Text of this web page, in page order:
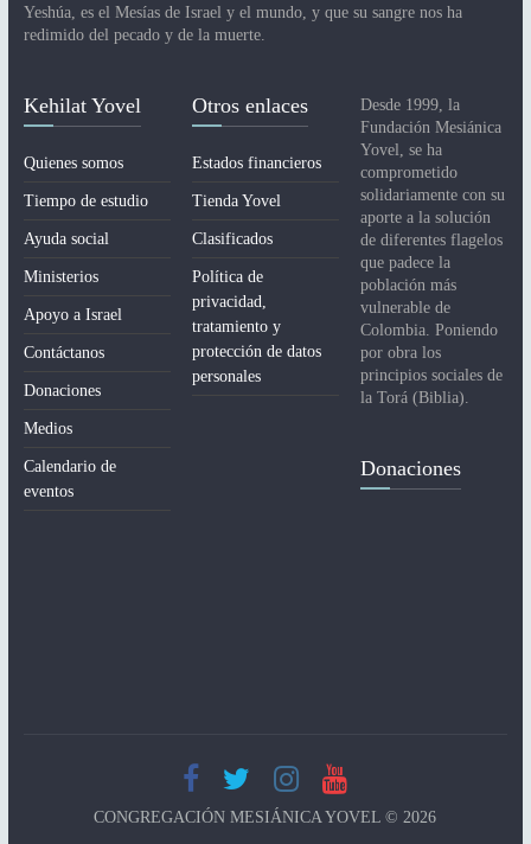
Yeshúa, es el Mesías de Israel y el mundo, y que su sangre nos ha
redimido del pecado y de la muerte.
Kehilat Yovel
Quienes somos
Tiempo de estudio
Ayuda social
Ministerios
Apoyo a Israel
Contáctanos
Donaciones
Medios
Calendario de
eventos
Otros enlaces
Estados financieros
Tienda Yovel
Clasificados
Política de
privacidad,
tratamiento y
protección de datos
personales
Desde 1999, la
Fundación Mesiánica
Yovel, se ha
comprometido
solidariamente con su
aporte a la solución
de diferentes flagelos
que padece la
población más
vulnerable de
Colombia. Poniendo
por obra los
principios sociales de
la Torá (Biblia).
Donaciones
CONGREGACIÓN MESIÁNICA YOVEL © 2026